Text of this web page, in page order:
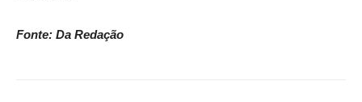
Fonte: Da Redação